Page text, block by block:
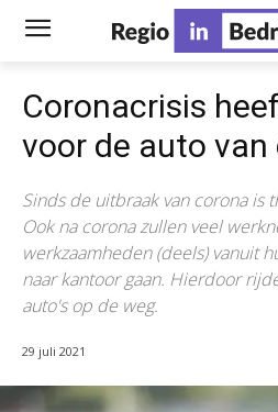
Coronacrisis
voor de auto van
Sinds de uitbraak van corona is
Ook na corona zullen veel
werkzaamheden (deels) vanuit
naar kantoor gaan. Hierdoor
auto's op de weg.
29 juli 2021